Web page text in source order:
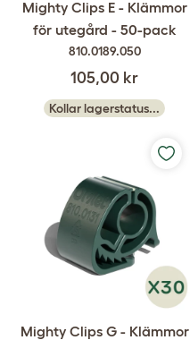
Mighty Clips E - Klämmor
för utegård - 50-pack
810.0189.050
105,00 kr
Kollar lagerstatus...
Mighty Clips G - Klämmor